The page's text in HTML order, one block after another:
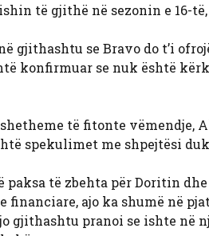
të gjithë në sezonin e 16-
gjithashtu se Bravo do t’i
konfirmuar se nuk është
të fitonte
spekulimet me shpejtësi
të zbehta për Doritin
financiare, ajo ka shumë në
gjithashtu pranoi se ishte në